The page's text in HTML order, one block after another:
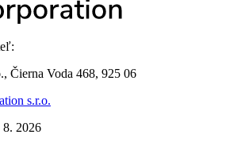
Čierna Voda 468, 925 06
s.r.o.
8. 2026